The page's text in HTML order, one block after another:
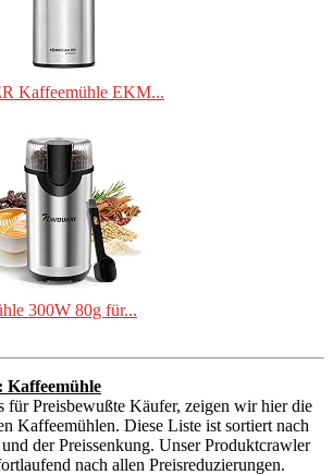
Kaffeemühle EKM...
300W 80g für...
Kaffeemühle
für Preisbewußte Käufer, zeigen wir hier die
Kaffeemühlen. Diese Liste ist sortiert nach
der Preissenkung. Unser Produktcrawler
nach allen Preisreduzierungen.